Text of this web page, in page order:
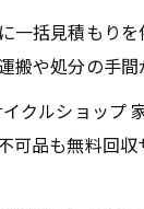
一括見積もり
搬や処分の手間
クルショップ
可品も無料回